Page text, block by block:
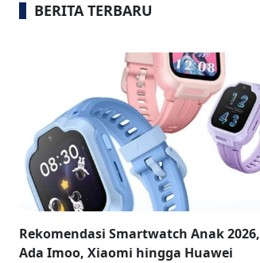
BERITA TERBARU
Rekomendasi Smartwatch Anak 2026,
Ada Imoo, Xiaomi hingga Huawei